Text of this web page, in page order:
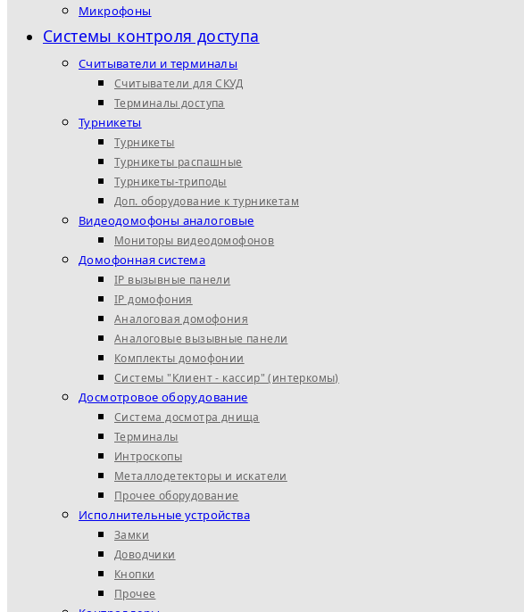
Микрофоны
Системы контроля доступа
Считыватели и терминалы
Считыватели для СКУД
Терминалы доступа
Турникеты
Турникеты
Турникеты распашные
Турникеты-триподы
Доп. оборудование к турникетам
Видеодомофоны аналоговые
Мониторы видеодомофонов
Домофонная система
IP вызывные панели
IP домофония
Аналоговая домофония
Аналоговые вызывные панели
Комплекты домофонии
Системы "Клиент - кассир" (интеркомы)
Досмотровое оборудование
Система досмотра днища
Терминалы
Интроскопы
Металлодетекторы и искатели
Прочее оборудование
Исполнительные устройства
Замки
Доводчики
Кнопки
Прочее